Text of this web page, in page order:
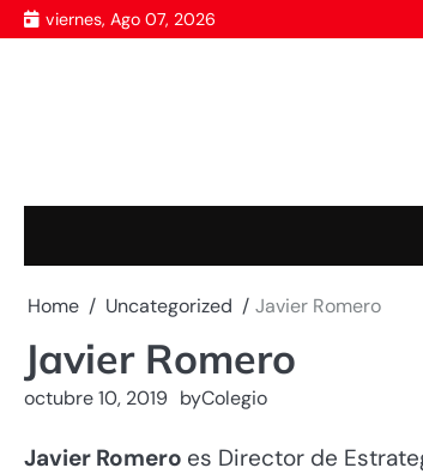
Skip
to
viernes, Ago 07, 2026
Home Uncategorized Javier Romero
Javier Romero
octubre 10, 2019 byColegio
Javier Romero es Director de